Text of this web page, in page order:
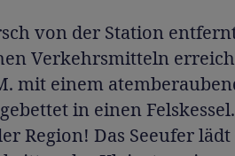
von der Station
Verkehrsmitteln
mit einem
in einen
Region! Das Seeufer